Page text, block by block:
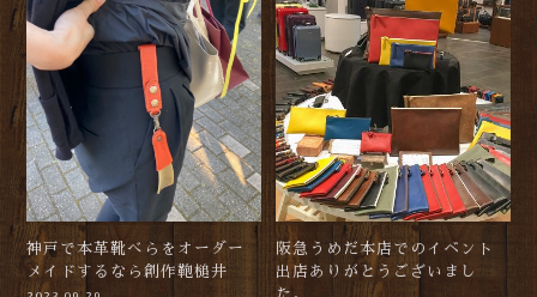
神戸で本革靴べらをオーダー
メイドするなら創作鞄槌井
阪急うめだ本店でのイベント
出店ありがとうございまし
た。